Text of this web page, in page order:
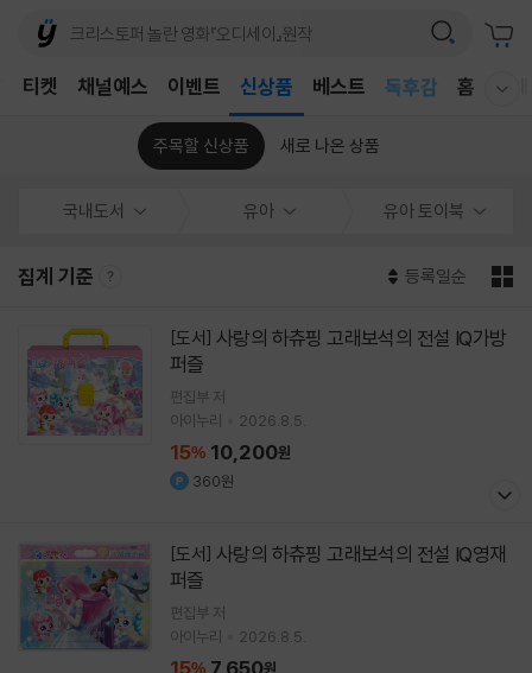
채널예스 이벤트 신상품 베스트
독후감
홈 국
티켓
주목할 신상품 새로 나온 상품
국내도서 유아 유아 토이북
집계 기준 등록일순
[도서]
퍼즐
편집부 저
아이누리
2026.8.5.
15% 10,200원
360원
[도서]
퍼즐
편집부 저
아이누리
2026.8.5.
15% 7,650원